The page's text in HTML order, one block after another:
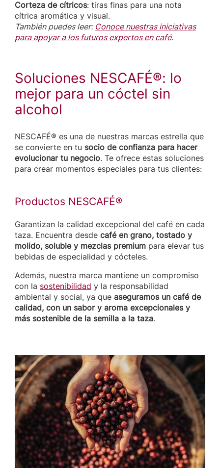
Corteza de cítricos: tiras finas para una nota
cítrica aromática y visual.
También puedes leer: Conoce nuestras iniciativas
para apoyar a los futuros expertos en café.
Soluciones NESCAFÉ®: lo
mejor para un cóctel sin
alcohol
NESCAFÉ® es una de nuestras marcas estrella que
se convierte en tu socio de confianza para hacer
evolucionar tu negocio. Te ofrece estas soluciones
para crear momentos especiales para tus clientes:
Productos NESCAFÉ®
Garantizan la calidad excepcional del café en cada
taza. Encuentra desde café en grano, tostado y
molido, soluble y mezclas premium para elevar tus
bebidas de especialidad y cócteles.
Además, nuestra marca mantiene un compromiso
con la sostenibilidad y la responsabilidad
ambiental y social, ya que aseguramos un café de
calidad, con un sabor y aroma excepcionales y
más sostenible de la semilla a la taza.